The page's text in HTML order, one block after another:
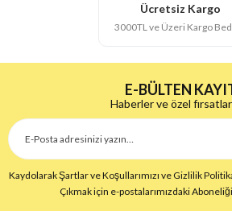
Ücretsiz Kargo
3000TL ve Üzeri Kargo
E-BÜLTEN
Haberler ve özel
Kaydolarak Şartlar ve Koşullarımızı ve Gizlilik
Çıkmak için e-postalarımızdaki Aboneliği